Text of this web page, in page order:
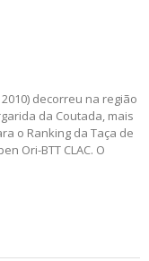
decorreu na região
da Coutada, mais
o Ranking da Taça de
Ori-BTT CLAC. O